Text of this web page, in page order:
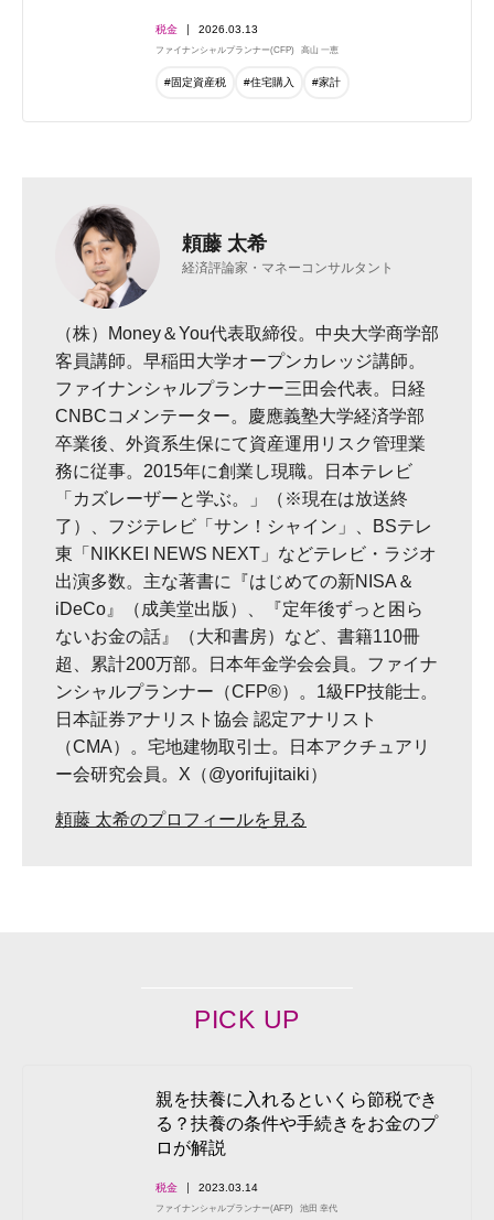
税金 2026.03.13
ファイナンシャルプランナー(CFP) 高山 一恵
#固定資産税 #住宅購入 #家計
頼藤 太希
経済評論家・マネーコンサルタント
（株）Money＆You代表取締役。中央大学商学部
客員講師。早稲田大学オープンカレッジ講師。
ファイナンシャルプランナー三田会代表。日経
CNBCコメンテーター。慶應義塾大学経済学部
卒業後、外資系生保にて資産運用リスク管理業
務に従事。2015年に創業し現職。日本テレビ
「カズレーザーと学ぶ。」（※現在は放送終
了）、フジテレビ「サン！シャイン」、BSテレ
東「NIKKEI NEWS NEXT」などテレビ・ラジオ
出演多数。主な著書に『はじめての新NISA＆
iDeCo』（成美堂出版）、『定年後ずっと困ら
ないお金の話』（大和書房）など、書籍110冊
超、累計200万部。日本年金学会会員。ファイナ
ンシャルプランナー（CFP®）。1級FP技能士。
日本証券アナリスト協会 認定アナリスト
（CMA）。宅地建物取引士。日本アクチュアリ
ー会研究会員。X（@yorifujitaiki）
頼藤 太希のプロフィールを見る
PICK UP
親を扶養に入れるといくら節税でき
る？扶養の条件や手続きをお金のプ
ロが解説
税金 2023.03.14
ファイナンシャルプランナー(AFP) 池田 幸代